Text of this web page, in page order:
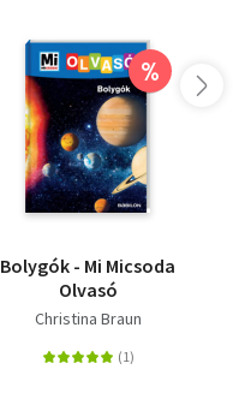
%
Bolygók - Mi Micsoda
Olvasó
Christina Braun